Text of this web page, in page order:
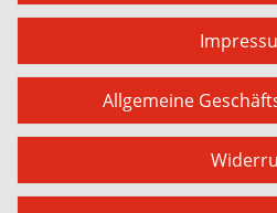
Allgemeine